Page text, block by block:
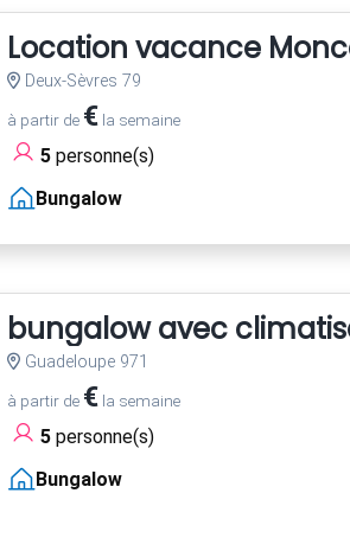
Location vacance
Deux-Sèvres 79
à partir de €la semaine
5personne(s)
Bungalow
bungalow avec
Guadeloupe 971
à partir de €la semaine
5personne(s)
Bungalow